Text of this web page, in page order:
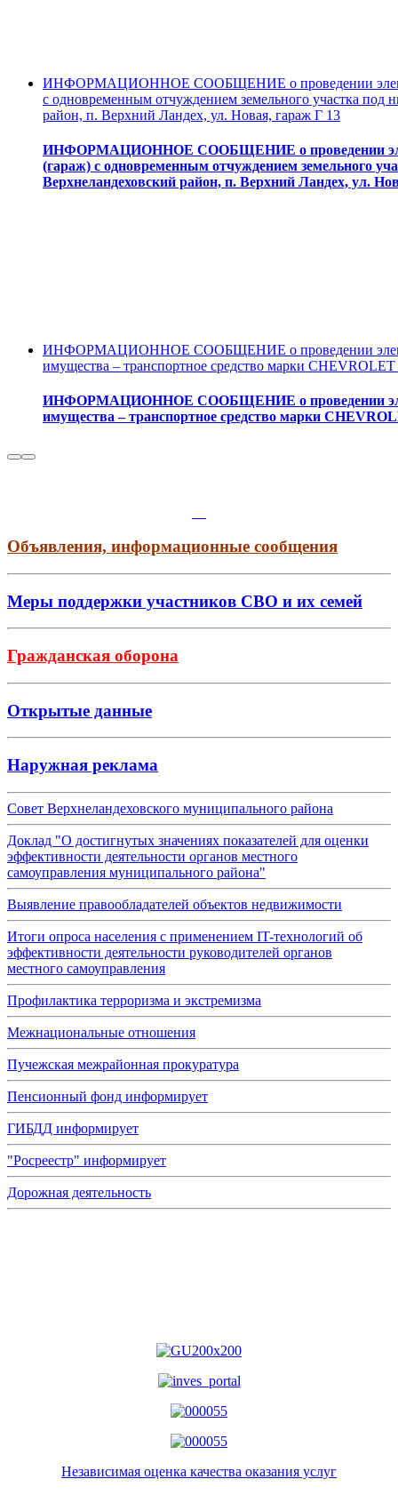
ИНФОРМАЦИОННОЕ СООБЩЕНИЕ о проведении
с одновременным отчуждением земельного участка под
район, п. Верхний Ландех, ул. Новая, гараж Г 13
ИНФОРМАЦИОННОЕ СООБЩЕНИЕ о проведении
(гараж) с одновременным отчуждением земельного
Верхнеландеховский район, п. Верхний Ландех, ул.
ИНФОРМАЦИОННОЕ СООБЩЕНИЕ о проведении
имущества – транспортное средство марки
ИНФОРМАЦИОННОЕ СООБЩЕНИЕ о проведении
имущества – транспортное средство марки
Объявления, информационные сообщения
Меры поддержки участников СВО и их семей
Гражданская оборона
Открытые данные
Наружная реклама
Совет Верхнеландеховского муниципального района
Доклад "О достигнутых значениях показателей для оценки
эффективности деятельности органов местного
самоуправления муниципального района"
Выявление правообладателей объектов недвижимости
Итоги опроса населения с применением IT-технологий об
эффективности деятельности руководителей органов
местного самоуправления
Профилактика терроризма и экстремизма
Межнациональные отношения
Пучежская межрайонная прокуратура
Пенсионный фонд информирует
ГИБДД информирует
"Росреестр" информирует
Дорожная деятельность
Независимая оценка качества оказания услуг